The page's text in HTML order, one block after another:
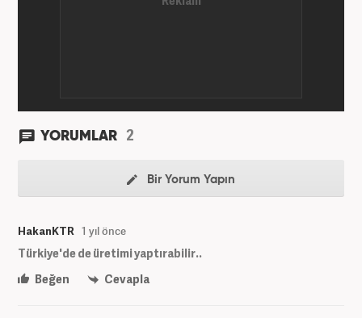
YORUMLAR 2
Bir Yorum Yapın
HakanKTR 1 yıl önce
Türkiye'de de üretimi yaptırabilir..
Beğen
Cevapla